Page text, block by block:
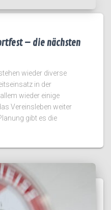
– die nächsten
wieder diverse
in der
wieder einige
Vereinsleben weiter
gibt es die